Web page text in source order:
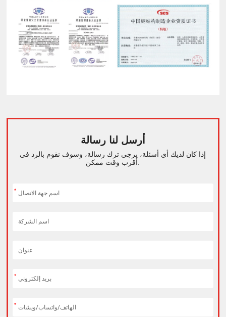
أرسل لنا رسالة
إذا كان لديك أي أسئلة، يرجى ترك رسالة، وسوف نقوم بالرد في
*
*
*